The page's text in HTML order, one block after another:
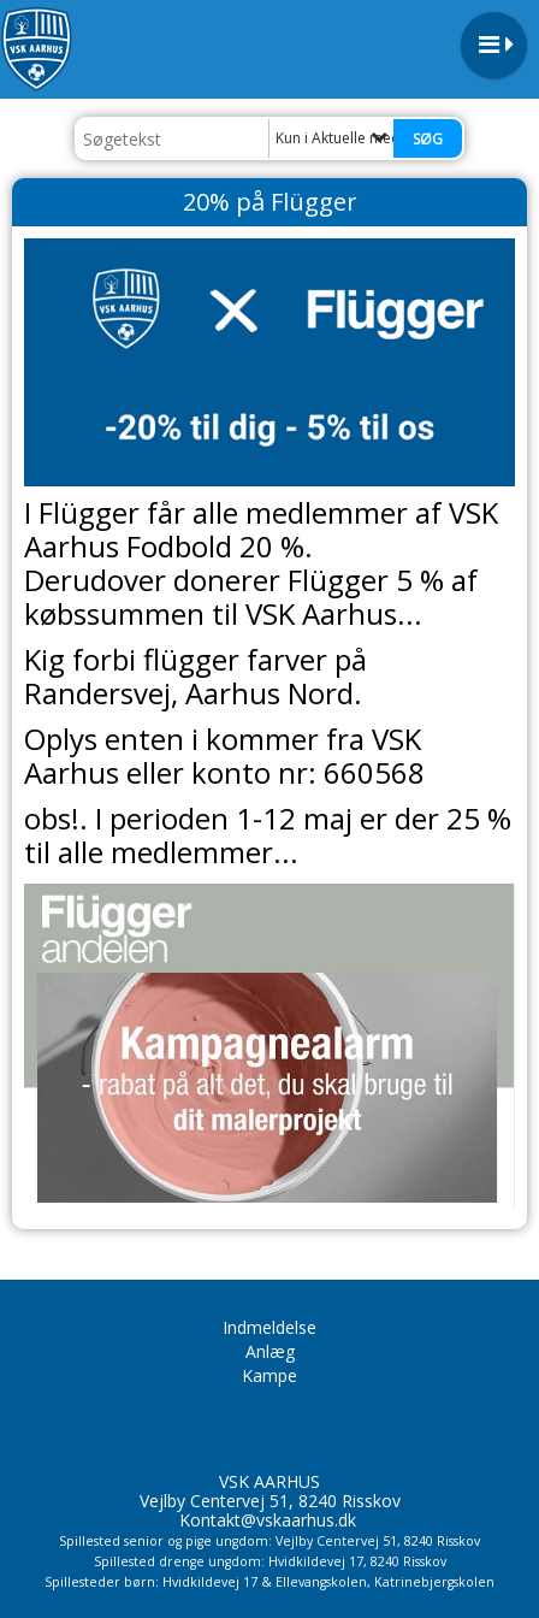
Kun i Aktuelle medlemstilbud
20% på Flügger
I Flügger får alle medlemmer af VSK
Aarhus Fodbold 20 %.
Derudover donerer Flügger 5 % af
købssummen til VSK Aarhus...
Kig forbi flügger farver på
Randersvej, Aarhus Nord.
Oplys enten i kommer fra VSK
Aarhus eller konto nr: 660568
obs!. I perioden 1-12 maj er der 25 %
til alle medlemmer...
Indmeldelse
Anlæg
Kampe
VSK AARHUS
Vejlby Centervej 51, 8240 Risskov
Kontakt@vskaarhus.dk
Spillested senior og pige ungdom: Vejlby Centervej 51, 8240 Risskov
Spillested drenge ungdom: Hvidkildevej 17, 8240 Risskov
Spillesteder børn: Hvidkildevej 17 & Ellevangskolen, Katrinebjergskolen